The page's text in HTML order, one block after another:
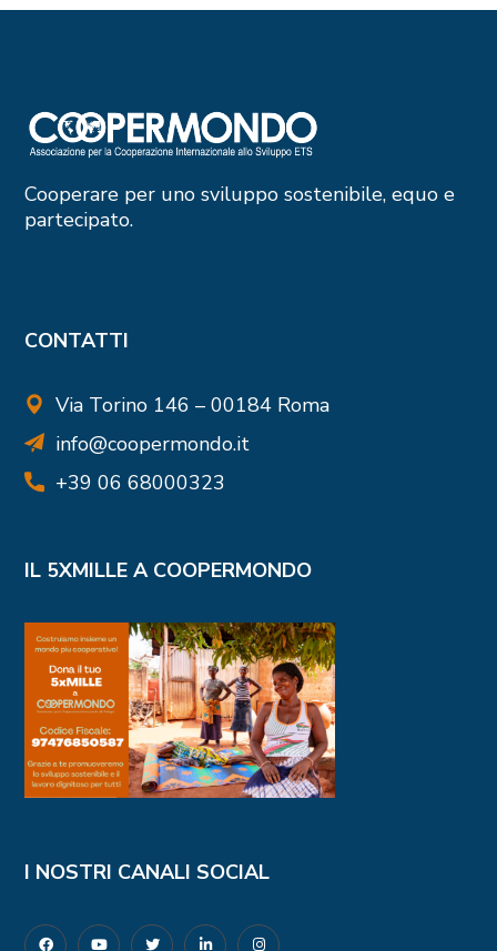
Cooperare per uno sviluppo sostenibile, equo e
partecipato.
CONTATTI
Via Torino 146 – 00184 Roma
info@coopermondo.it
+39 06 68000323
IL 5XMILLE A COOPERMONDO
I NOSTRI CANALI SOCIAL